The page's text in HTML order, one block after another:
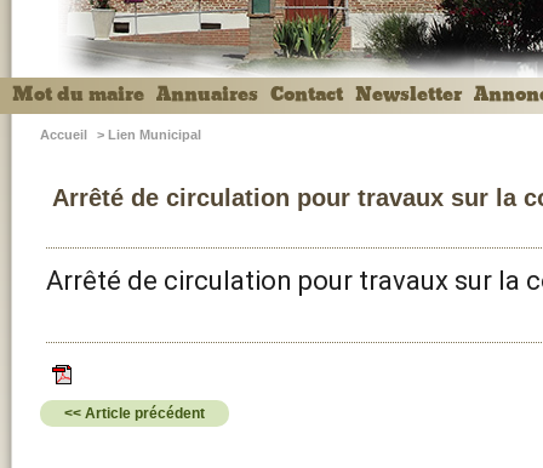
Mot du maire Annuaires Contact Newsletter
Accueil > Lien Municipal
Arrêté de circulation pour travaux sur la
Arrêté de circulation pour travaux sur la
<< Article précédent